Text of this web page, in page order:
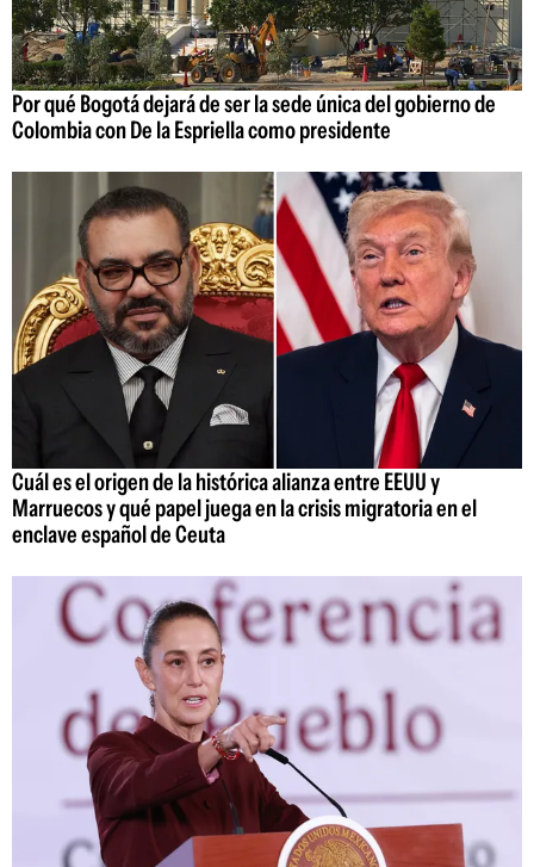
Por qué Bogotá dejará de ser la sede única del gobierno de
Colombia con De la Espriella como presidente
Cuál es el origen de la histórica alianza entre EEUU y
Marruecos y qué papel juega en la crisis migratoria en el
enclave español de Ceuta